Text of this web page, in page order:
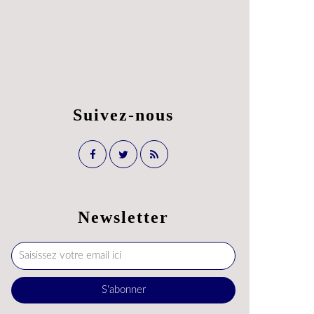
Newsletter
Suivez-nous